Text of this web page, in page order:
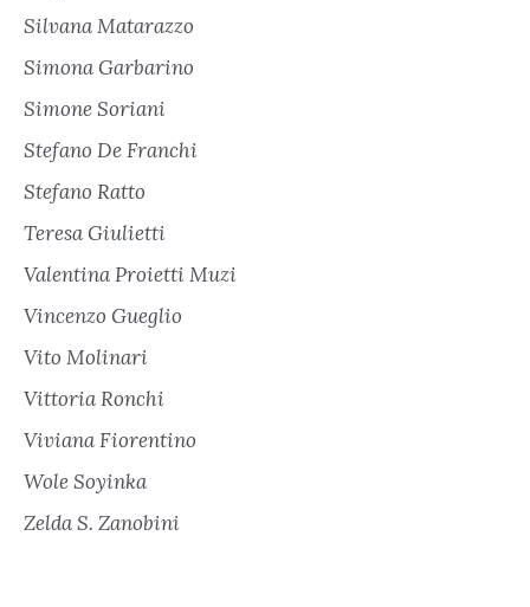
Silvana Matarazzo
Simona Garbarino
Simone Soriani
Stefano De Franchi
Stefano Ratto
Teresa Giulietti
Valentina Proietti Muzi
Vincenzo Gueglio
Vito Molinari
Vittoria Ronchi
Viviana Fiorentino
Wole Soyinka
Zelda S. Zanobini